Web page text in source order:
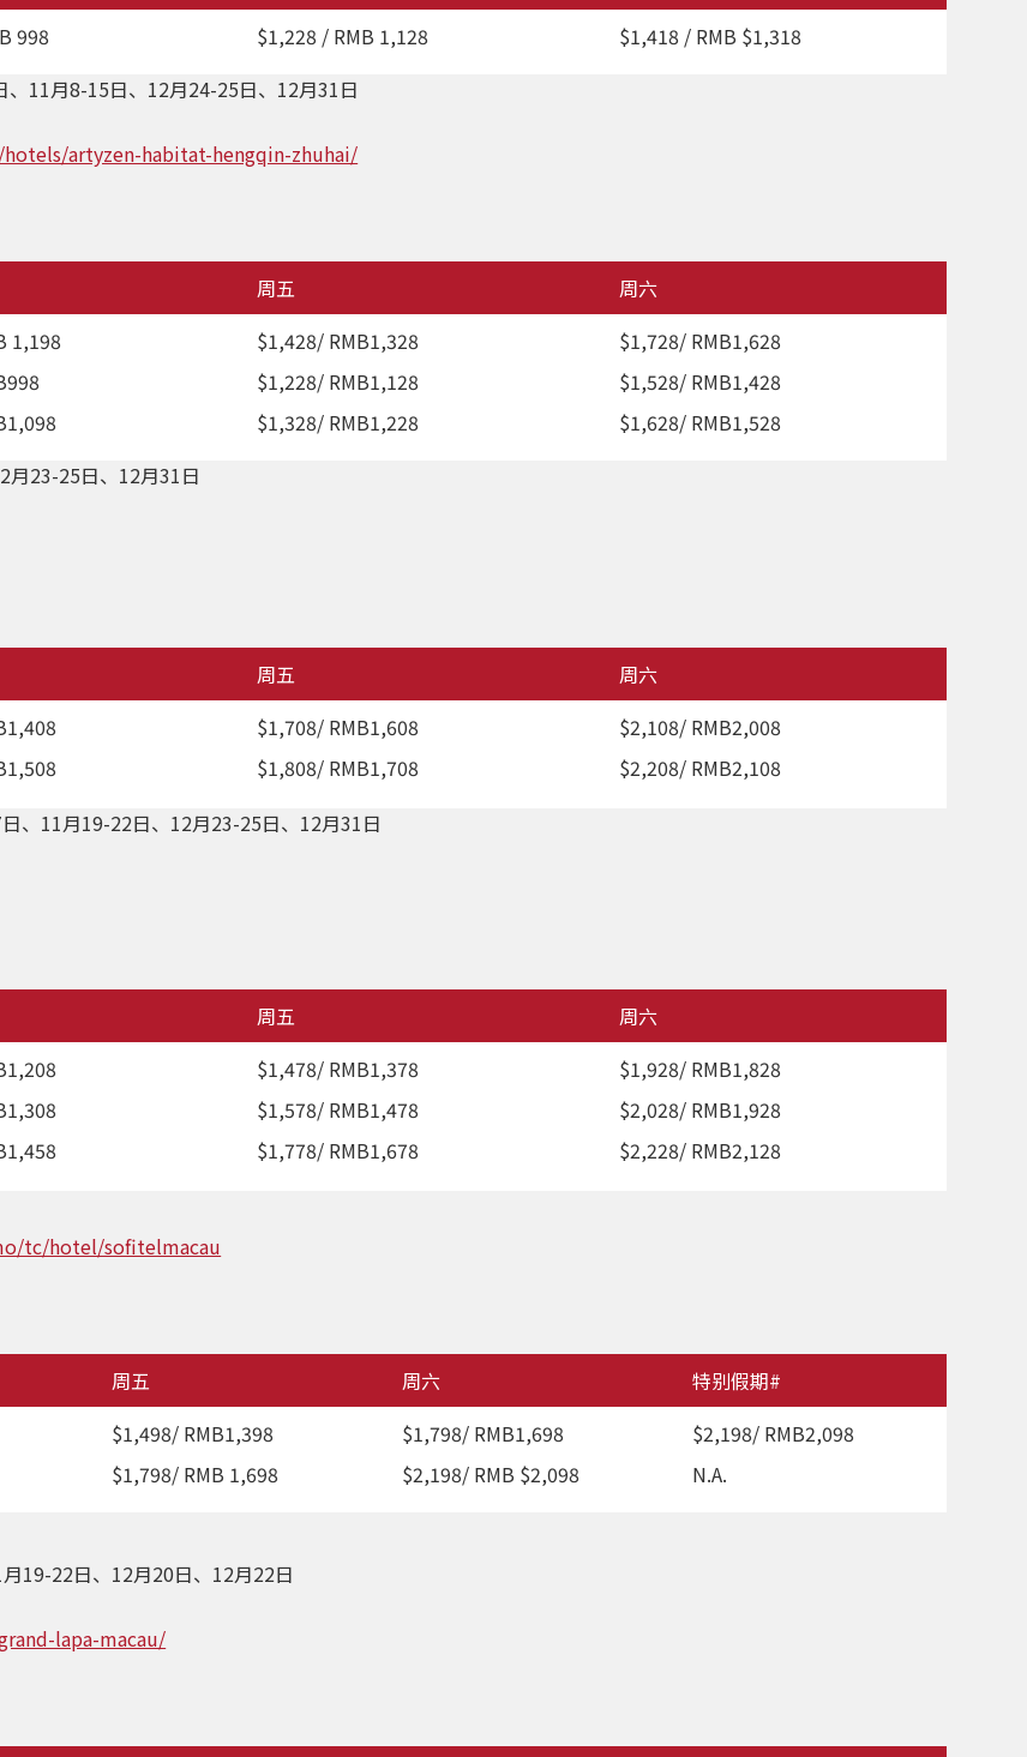
998 $1,228 / RMB 1,128
$1,418 / RMB $1,318
11月8-15日、12月24-25日、12月31日
artyzen-habitat-hengqin-zhuhai/
周五
周六
1,198
$1,428/ RMB1,328
$1,228/ RMB1,128
$1,328/ RMB1,228
$1,728/ RMB1,628
$1,528/ RMB1,428
$1,628/ RMB1,528
月23-25日、12月31日
周五 周六
$1,708/ RMB1,608
$1,808/ RMB1,708
$2,108/ RMB2,008
$2,208/ RMB2,108
、11月19-22日、12月23-25日、12月31日
周五
周六
$1,478/ RMB1,378
$1,578/ RMB1,478
$1,778/ RMB1,678
$1,928/ RMB1,828
$2,028/ RMB1,928
$2,228/ RMB2,128
tc/hotel/sofitelmacau
周五 周六
特别假期#
$1,498/ RMB1,398
$1,798/ RMB 1,698
$1,798/ RMB1,698
$2,198/ RMB $2,098
$2,198/ RMB2,098
N.A.
19-22日、12月20日、12月22日
lapa-macau/